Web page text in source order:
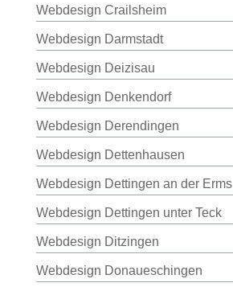
Webdesign Crailsheim
Webdesign Darmstadt
Webdesign Deizisau
Webdesign Denkendorf
Webdesign Derendingen
Webdesign Dettenhausen
Webdesign Dettingen an der Erms
Webdesign Dettingen unter Teck
Webdesign Ditzingen
Webdesign Donaueschingen